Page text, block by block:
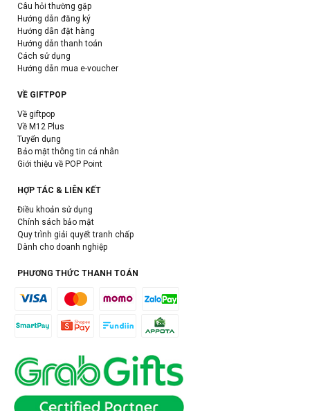
Câu hỏi thường gặp
Hướng dẫn đăng ký
Hướng dẫn đặt hàng
Hướng dẫn thanh toán
Cách sử dụng
Hướng dẫn mua e-voucher
VỀ GIFTPOP
Về giftpop
Về M12 Plus
Tuyển dụng
Bảo mật thông tin cá nhân
Giới thiệu về POP Point
HỢP TÁC & LIÊN KẾT
Điều khoản sử dụng
Chính sách bảo mật
Quy trình giải quyết tranh chấp
Dành cho doanh nghiệp
PHƯƠNG THỨC THANH TOÁN